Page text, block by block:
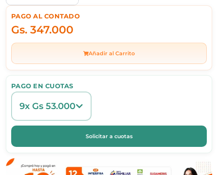
PAGO AL CONTADO
Gs. 347.000
Añadir al Carrito
PAGO EN CUOTAS
9x Gs 53.000
Solicitar a cuotas